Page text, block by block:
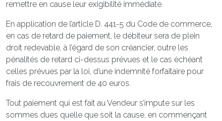
remettre en cause leur exigibilité immédiate.
En application de l’article D. 441-5 du Code de commerce,
en cas de retard de paiement, le débiteur sera de plein
droit redevable, à l’égard de son créancier, outre les
pénalités de retard ci-dessus prévues et le cas échéant
celles prévues par la loi, d’une indemnité forfaitaire pour
frais de recouvrement de 40 euros.
Tout paiement qui est fait au Vendeur s’impute sur les
sommes dues quelle que soit la cause, en commençant